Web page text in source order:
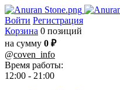
Войти Регистрация
Корзина 0 позиций
на сумму 0 ₽
@coven_info
Время работы:
12:00 - 21:00